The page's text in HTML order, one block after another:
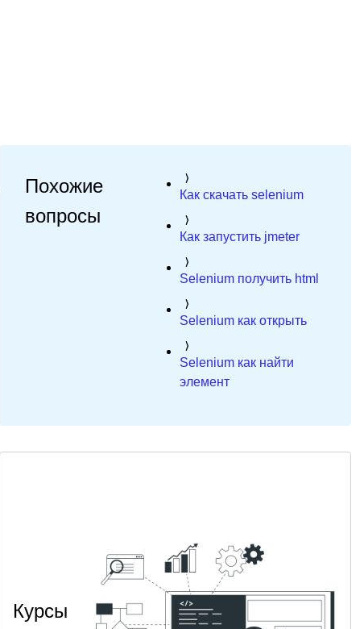
Похожие
вопросы
Как скачать selenium
Как запустить jmeter
Selenium получить html
Selenium как открыть
Selenium как найти
элемент
Курсы